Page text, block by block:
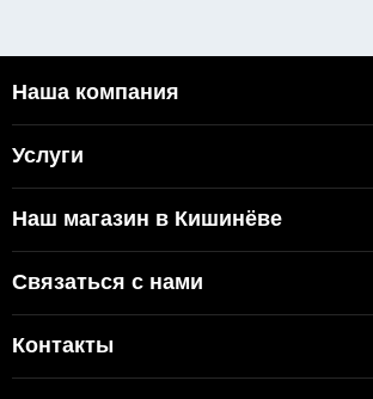
Наша компания
Услуги
Наш магазин в Кишинёве
Связаться с нами
Контакты